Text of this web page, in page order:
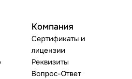
Компания
Сертификаты и
лицензии
Реквизиты
Вопрос-Ответ